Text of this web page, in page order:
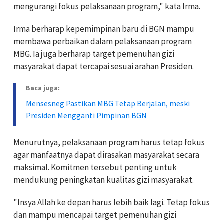
mengurangi fokus pelaksanaan program," kata Irma.
Irma berharap kepemimpinan baru di BGN mampu
membawa perbaikan dalam pelaksanaan program
MBG. Ia juga berharap target pemenuhan gizi
masyarakat dapat tercapai sesuai arahan Presiden.
Baca juga:
Mensesneg Pastikan MBG Tetap Berjalan, meski
Presiden Mengganti Pimpinan BGN
Menurutnya, pelaksanaan program harus tetap fokus
agar manfaatnya dapat dirasakan masyarakat secara
maksimal. Komitmen tersebut penting untuk
mendukung peningkatan kualitas gizi masyarakat.
"Insya Allah ke depan harus lebih baik lagi. Tetap fokus
dan mampu mencapai target pemenuhan gizi